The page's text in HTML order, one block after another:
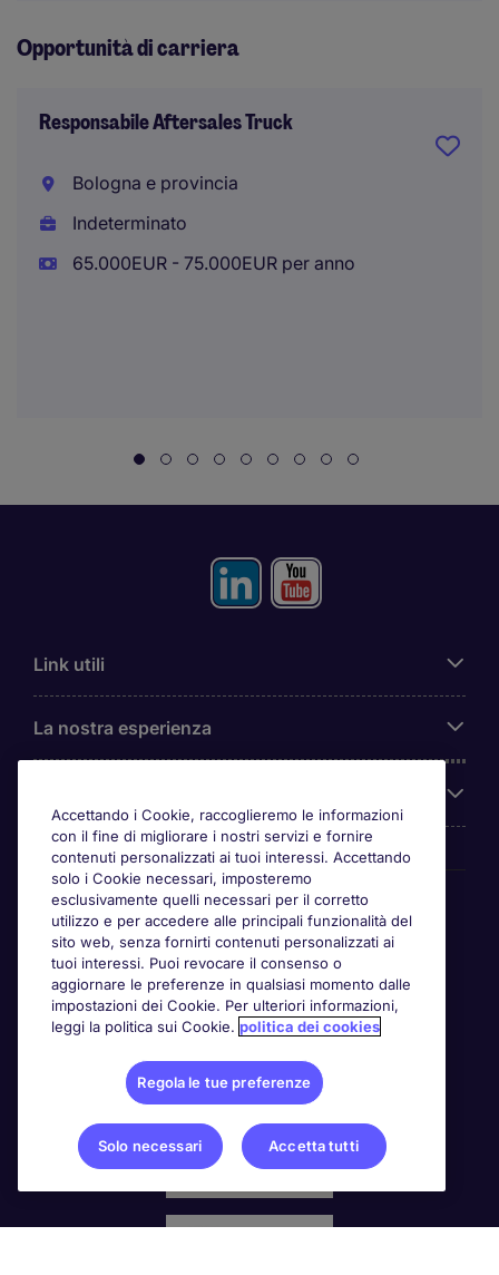
Opportunità di carriera
Responsabile Aftersales Truck
Bologna e provincia
Indeterminato
65.000EUR - 75.000EUR per anno
Link utili
La nostra esperienza
Awards
Accettando i Cookie, raccoglieremo le informazioni
con il fine di migliorare i nostri servizi e fornire
contenuti personalizzati ai tuoi interessi. Accettando
solo i Cookie necessari, imposteremo
esclusivamente quelli necessari per il corretto
utilizzo e per accedere alle principali funzionalità del
sito web, senza fornirti contenuti personalizzati ai
tuoi interessi. Puoi revocare il consenso o
aggiornare le preferenze in qualsiasi momento dalle
impostazioni dei Cookie. Per ulteriori informazioni,
leggi la politica sui Cookie. politica dei cookies
Regola le tue preferenze
Solo necessari Accetta tutti